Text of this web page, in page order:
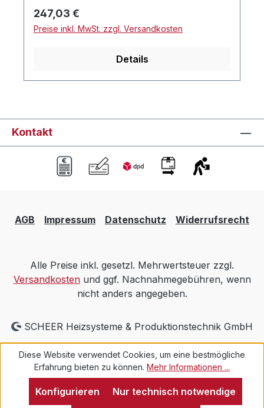
energiesparenden Lüfter Abmessungen
(B/H/T): 321 x 152 x 125,7 cm
Regulärer Preis:
247,03 €
Preise inkl. MwSt. zzgl. Versandkosten
Details
Kontakt
AGB Impressum Datenschutz Widerrufsrecht
Alle Preise inkl. gesetzl. Mehrwertsteuer zzgl.
Versandkostenund ggf. Nachnahmegebühren, wenn
nicht anders angegeben.
SCHEER Heizsysteme & Produktionstechnik GmbH
Diese Website verwendet Cookies, um eine bestmögliche
Erfahrung bieten zu können. Mehr Informationen ...
Nur technisch notwendige
Konfigurieren